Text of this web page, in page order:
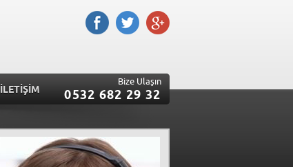
İLETİŞİM
Bize Ulaşın
0532 682 29 32